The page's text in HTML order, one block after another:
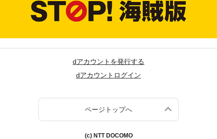
dアカウントを発行する
dアカウントログイン
ページトップへ
(c) NTT DOCOMO